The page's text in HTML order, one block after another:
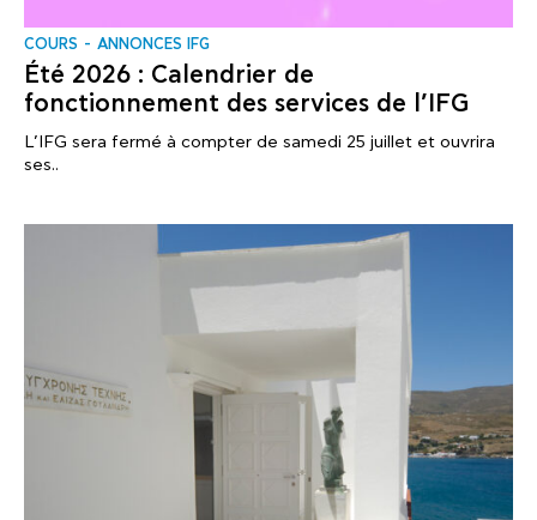
COURS ANNONCES IFG
Été 2026 : Calendrier de
fonctionnement des services de l’IFG
L’IFG sera fermé à compter de samedi 25 juillet et ouvrira
ses..